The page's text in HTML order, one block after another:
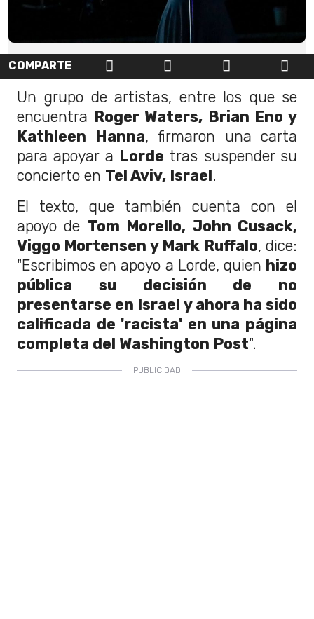
COMPARTE
Un grupo de artistas, entre los que se
encuentra Roger Waters, Brian Eno y
Kathleen Hanna, firmaron una carta
para apoyar a Lorde tras suspender su
concierto en Tel Aviv, Israel.
El texto, que también cuenta con el
apoyo de Tom Morello, John Cusack,
Viggo Mortensen y Mark Ruffalo, dice:
"Escribimos en apoyo a Lorde, quien hizo
pública su decisión de no
presentarse en Israel y ahora ha sido
calificada de 'racista' en una página
completa del Washington Post".